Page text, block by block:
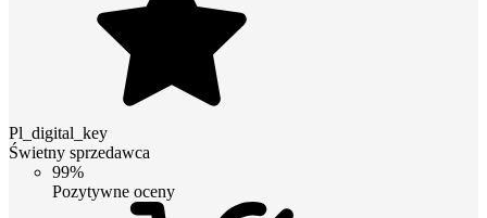
Pl_digital_key
Świetny sprzedawca
99%
Pozytywne oceny